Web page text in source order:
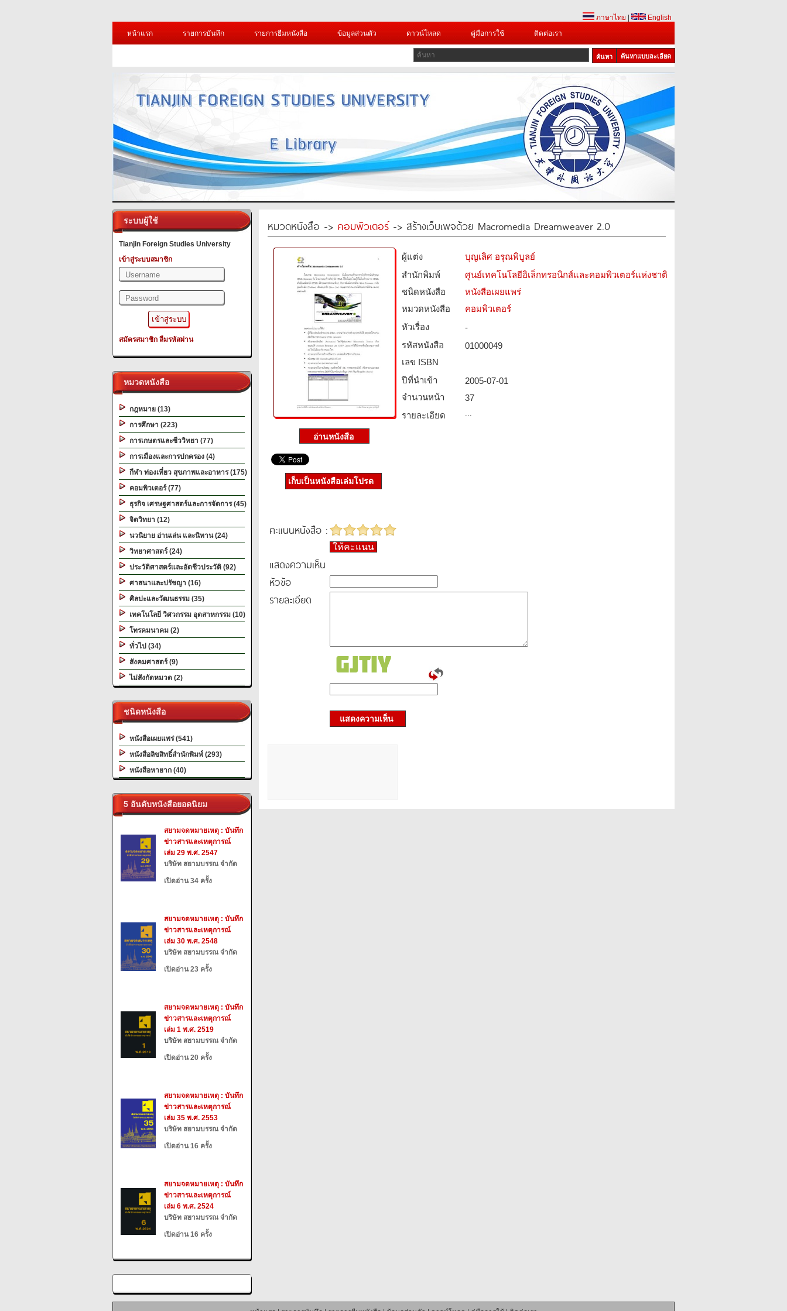
ภาษาไทย
English
หน้าแรก
รายการบันทึก รายการยืมหนังสือ ข้อมูลส่วนตัว ดาวน์โหลด คู่มือการใช้ ติดต่อเรา
ค้นหาแบบละเอียด
ระบบผู้ใช้
Tianjin Foreign Studies University
เข้าสู่ระบบสมาชิก
สมัครสมาชิก ลืมรหัสผ่าน
หมวดหนังสือ
กฎหมาย (13)
การศึกษา (223)
การเกษตรและชีววิทยา (77)
การเมืองและการปกครอง (4)
กีฬา ท่องเที่ยว สุขภาพและอาหาร (175)
คอมพิวเตอร์ (77)
ธุรกิจ เศรษฐศาสตร์และการจัดการ (45)
จิตวิทยา (12)
นวนิยาย อ่านเล่น และนิทาน (24)
วิทยาศาสตร์ (24)
ประวัติศาสตร์และอัตชีวประวัติ (92)
ศาสนาและปรัชญา (16)
ศิลปะและวัฒนธรรม (35)
เทคโนโลยี วิศวกรรม อุตสาหกรรม (10)
โทรคมนาคม (2)
ทั่วไป (34)
สังคมศาสตร์ (9)
ไม่สังกัดหมวด (2)
ชนิดหนังสือ
หนังสือเผยแพร่ (541)
หนังสือลิขสิทธิ์สำนักพิมพ์ (293)
หนังสือหายาก (40)
5 อันดับหนังสือยอดนิยม
สยามจดหมายเหตุ : บันทึก
ข่าวสารและเหตุการณ์
เล่ม 29 พ.ศ. 2547
บริษัท สยามบรรณ จำกัด
เปิดอ่าน 34 ครั้ง
สยามจดหมายเหตุ : บันทึก
ข่าวสารและเหตุการณ์
เล่ม 30 พ.ศ. 2548
บริษัท สยามบรรณ จำกัด
เปิดอ่าน 23 ครั้ง
สยามจดหมายเหตุ : บันทึก
ข่าวสารและเหตุการณ์
เล่ม 1 พ.ศ. 2519
บริษัท สยามบรรณ จำกัด
เปิดอ่าน 20 ครั้ง
สยามจดหมายเหตุ : บันทึก
ข่าวสารและเหตุการณ์
เล่ม 35 พ.ศ. 2553
บริษัท สยามบรรณ จำกัด
เปิดอ่าน 16 ครั้ง
สยามจดหมายเหตุ : บันทึก
ข่าวสารและเหตุการณ์
เล่ม 6 พ.ศ. 2524
บริษัท สยามบรรณ จำกัด
เปิดอ่าน 16 ครั้ง
หมวดหนังสือ -> คอมพิวเตอร์-> สร้างเว็บเพจด้วย Macromedia Dreamweaver 2.0
ผู้แต่ง
บุญเลิศ อรุณพิบูลย์
สำนักพิมพ์
ศูนย์เทคโนโลยีอิเล็กทรอนิกส์และคอมพิวเตอร์แห่งชาติ
ชนิดหนังสือ­
หนังสือเผยแพร่
หมวดหนังสือ­
คอมพิวเตอร์
หัวเรื่อง
-
รหัสหนังสือ­
01000049
เลข ISBN
ปีที่นำเข้า
2005-07-01
จำนวนหน้า
37
รายละเอียด
...
เก็บเป็นหนังสือเล่มโปรด
คะแนนหนังสือ :
ให้คะแนน
แสดงความเห็น
หัวข้อ
รายละเอียด
แสดงความเห็น